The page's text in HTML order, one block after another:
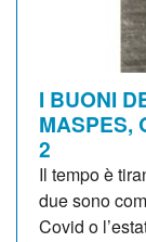
I BUONI
MASPES,
2
Il tempo è
due sono
Covid o